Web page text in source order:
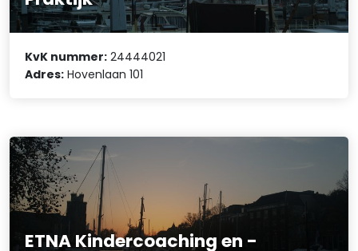
KvK nummer: 24444021
Adres: Hovenlaan 101
ETNA Kindercoaching en -